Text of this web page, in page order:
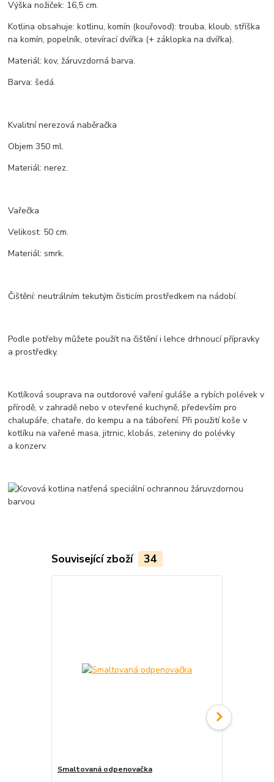
Výška nožiček: 16,5 cm.
Kotlina obsahuje: kotlinu, komín (kouřovod): trouba, kloub, stříška
na komín, popelník, otevírací dvířka (+ záklopka na dvířka).
Materiál: kov, žáruvzdorná barva.
Barva: šedá.
Kvalitní nerezová naběračka
Objem 350 ml.
Materiál: nerez.
Vařečka
Velikost: 50 cm.
Materiál: smrk.
Čištění: neutrálním tekutým čisticím prostředkem na nádobí.
Podle potřeby můžete použít na čištění i lehce drhnoucí přípravky
a prostředky.
Kotlíková souprava na outdorové vaření guláše a rybích polévek v
přírodě, v zahradě nebo v otevřené kuchyně, především pro
chalupáře, chataře, do kempu a na táboření. Při použití koše v
kotlíku na vařené masa, jitrnic, klobás, zeleniny do polévky
a konzerv.
Související zboží 34
Smaltovaná odpenovačka